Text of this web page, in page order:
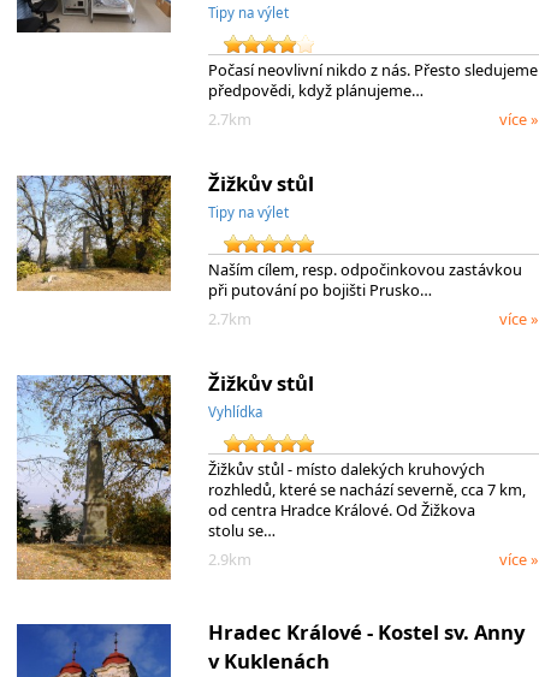
Tipy na výlet
Počasí neovlivní nikdo z nás. Přesto sledujeme
předpovědi, když plánujeme…
2.7km
více »
Žižkův stůl
Tipy na výlet
Naším cílem, resp. odpočinkovou zastávkou
při putování po bojišti Prusko…
2.7km
více »
Žižkův stůl
Vyhlídka
Žižkův stůl - místo dalekých kruhových
rozhledů, které se nachází severně, cca 7 km,
od centra Hradce Králové. Od Žižkova
stolu se…
2.9km
více »
Hradec Králové - Kostel sv. Anny
v Kuklenách